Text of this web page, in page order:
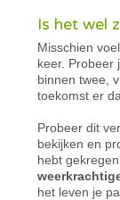
Is het wel
Misschien
keer. Probeer
binnen twee,
toekomst er
Probeer dit
bekijken en
hebt
het leven je